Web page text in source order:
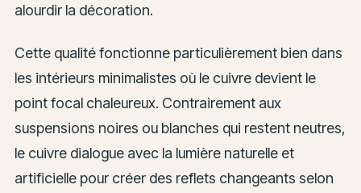
alourdir la décoration.
Cette qualité fonctionne particulièrement bien dans
les intérieurs minimalistes où le cuivre devient le
point focal chaleureux. Contrairement aux
suspensions noires ou blanches qui restent neutres,
le cuivre dialogue avec la lumière naturelle et
artificielle pour créer des reflets changeants selon